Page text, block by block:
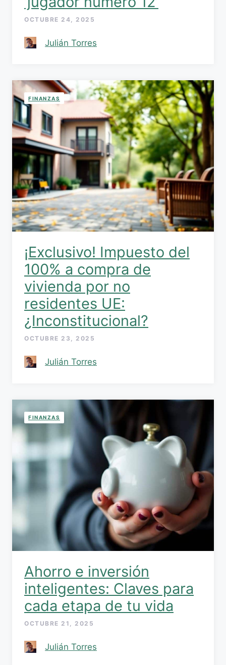
OCTUBRE 24, 2025
Julián Torres
FINANZAS
¡Exclusivo! Impuesto del
100% a compra de
vivienda por no
residentes UE:
¿Inconstitucional?
OCTUBRE 23, 2025
Julián Torres
FINANZAS
Ahorro e inversión
inteligentes: Claves para
cada etapa de tu vida
OCTUBRE 21, 2025
Julián Torres